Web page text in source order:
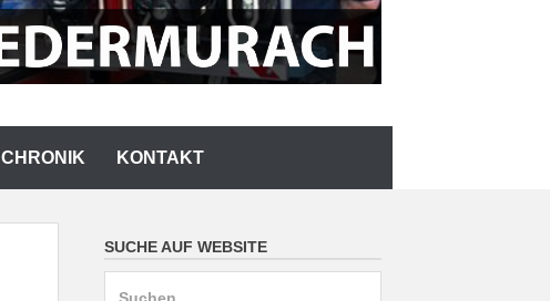
CHRONIK KONTAKT
SUCHE AUF WEBSITE